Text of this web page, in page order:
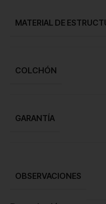
MATERIAL DE
COLCHÓN
GARANTÍA
OBSERVACIONES